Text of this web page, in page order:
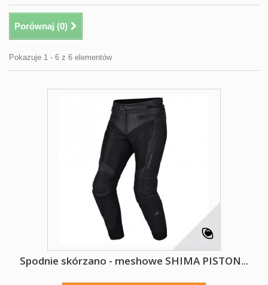
Porównaj (0)
Pokazuje 1 - 6 z 6 elementów
Spodnie skórzano - meshowe SHIMA PISTON...